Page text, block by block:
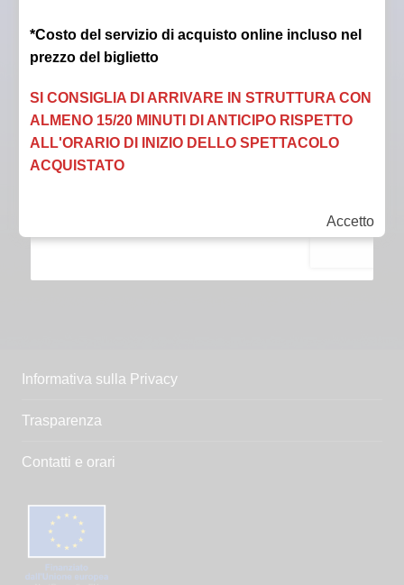
Informativa sulla Privacy
Trasparenza
Contatti e orari
Accetto
*Costo del servizio di acquisto online incluso nel
prezzo del biglietto
SI CONSIGLIA DI ARRIVARE IN STRUTTURA CON
ALMENO 15/20 MINUTI DI ANTICIPO RISPETTO
ALL'ORARIO DI INIZIO DELLO SPETTACOLO
ACQUISTATO